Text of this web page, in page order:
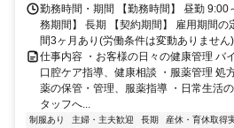
勤務時間・期間 【勤務時間】 昼勤
務期間】 長期 【契約期間】 雇用期間
間3ヶ月あり(労働条件は変動ありません)
仕事内容 ・お客様の日々の健康管理 バ
口腔ケア指導、健康相談 ・服薬管理 処
薬の保管・管理、服薬指導 ・日常生活
タッフへ...
制服あり 主婦・主夫歓迎 長期 産休・育休取得